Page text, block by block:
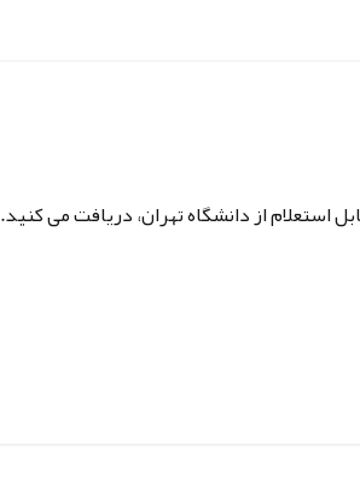
استعلام از دانشگاه تهران، دریافت می کنید.